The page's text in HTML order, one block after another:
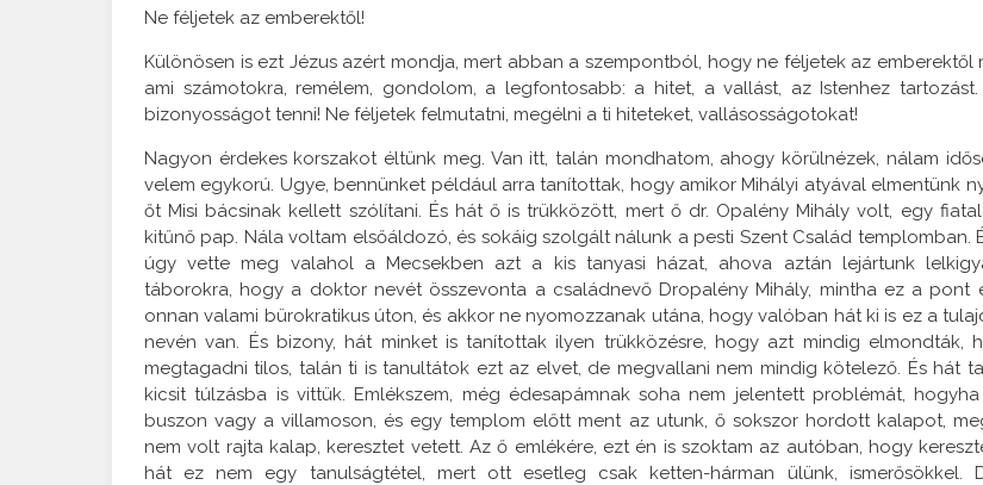
Ne féljetek az emberektől!
Különösen is ezt Jézus azért mondja, mert abban a szempontból, hogy ne féljetek az emberektől
ami számotokra, remélem, gondolom, a legfontosabb: a hitet, a vallást, az Istenhez
bizonyosságot tenni! Ne féljetek felmutatni, megélni a ti hiteteket, vallásosságotokat!
Nagyon érdekes korszakot éltünk meg. Van itt, talán mondhatom, ahogy körülnézek, nálam
velem egykorú. Ugye, bennünket például arra tanítottak, hogy amikor Mihályi atyával elmentünk
őt Misi bácsinak kellett szólítani. És hát ő is trükközött, mert ő dr. Opalény Mihály volt, egy
kitűnő pap. Nála voltam elsőáldozó, és sokáig szolgált nálunk a pesti Szent Család templomban.
úgy vette meg valahol a Mecsekben azt a kis tanyasi házat, ahova aztán lejártunk
táborokra, hogy a doktor nevét összevonta a családnevő Dropalény Mihály, mintha ez a pont
onnan valami bürokratikus úton, és akkor ne nyomozzanak utána, hogy valóban hát ki is ez a
nevén van. És bizony, hát minket is tanítottak ilyen trükközésre, hogy azt mindig elmondták,
megtagadni tilos, talán ti is tanultátok ezt az elvet, de megvallani nem mindig kötelező. És hát
kicsit túlzásba is vittük. Emlékszem, még édesapámnak soha nem jelentett problémát,
buszon vagy a villamoson, és egy templom előtt ment az utunk, ő sokszor hordott kalapot,
nem volt rajta kalap, keresztet vetett. Az ő emlékére, ezt én is szoktam az autóban, hogy
hát ez nem egy tanulságtétel, mert ott esetleg csak ketten-hárman ülünk, ismerősökkel.